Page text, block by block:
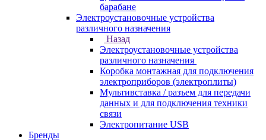
барабане
Электроустановочные устройства
различного назначения
Назад
Электроустановочные устройства
различного назначения
Коробка монтажная для подключения
электроприборов (электроплиты)
Мультивставка / разъем для передачи
данных и для подключения техники
связи
Электропитание USB
Бренды